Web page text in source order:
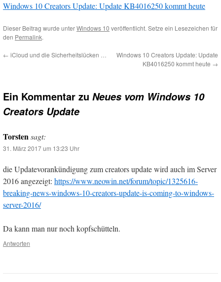
Windows 10 Creators Update: Update KB4016250 kommt heute
Dieser Beitrag wurde unterWindows 10 veröffentlicht. Setze ein Lesezeichen für
den Permalink.
← iCloud und die Sicherheitslücken …
Windows 10 Creators Update: Update
KB4016250 kommt heute →
Ein Kommentar zu Neues vom Windows 10
Creators Update
Torstensagt:
31. März 2017 um 13:23 Uhr
die Updatevorankündigung zum creators update wird auch im Server
2016 angezeigt: https://www.neowin.net/forum/topic/1325616-
breaking-news-windows-10-creators-update-is-coming-to-windows-
server-2016/
Da kann man nur noch kopfschütteln.
Antworten